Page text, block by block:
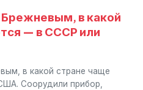
в какой
— в СССР или
в какой стране чаще
Соорудили прибор,